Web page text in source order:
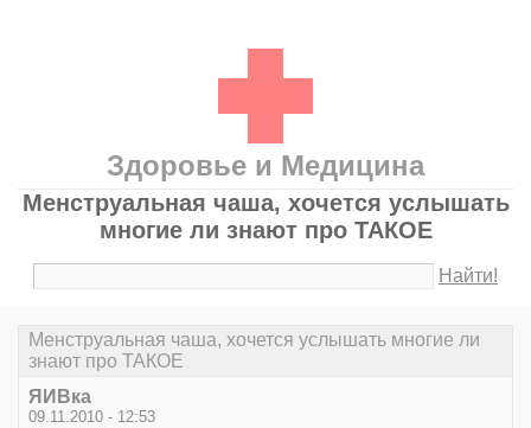
Здоровье и Медицина
Менструальная чаша, хочется услышать
многие ли знают про ТАКОЕ
Найти!
Менструальная чаша, хочется услышать многие ли
знают про ТАКОЕ
ЯИВка
09.11.2010 - 12:53